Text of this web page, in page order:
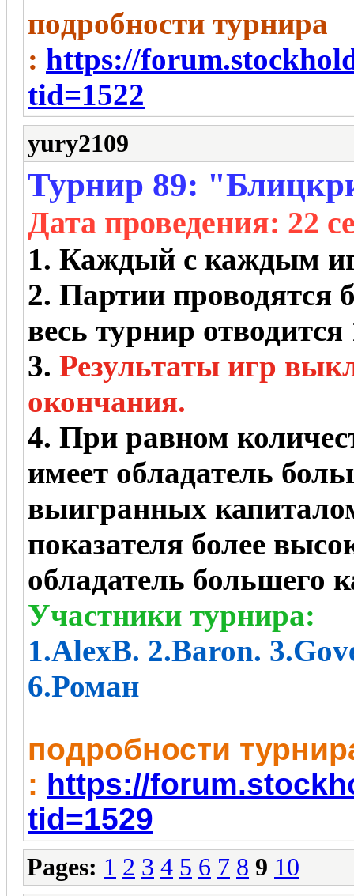
пoдробности турнира
: https://
tid=1522
yury2109
Турнир 89:
Дата проведения: 22
1. Каждый с каждым
2. Партии проводятся
весь турнир отводится
3. Результаты игр
окончания.
4. При равном
имеет обладатель
выигранных
показателя более
обладатель большего
Участники турнира:
1.AlexB. 2.Baron.
6.Роман
пoдробности
: https://
tid=1529
Pages: 1 2 3 4 5 6 7 8 9 10